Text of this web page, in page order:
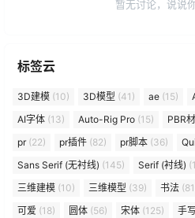
暂无讨论，说说
标签云
3D建模 (10) 3D模型 (41) ae (15)
AI字体 (13) Auto-Rig Pro (15) PBR
pr(22) pr插件 (82) pr脚本 (36)
Sans Serif (无衬线) (145) Serif (衬线)
三维建模 (10) 三维模型 (39) 书法
可爱 (18) 圆体 (56) 宋体 (125) 手写